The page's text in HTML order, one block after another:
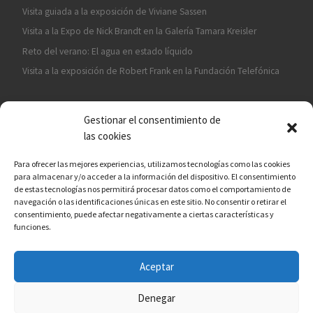
Gestionar el consentimiento de
las cookies
Para ofrecer las mejores experiencias, utilizamos tecnologías como las cookies
para almacenar y/o acceder a la información del dispositivo. El consentimiento
de estas tecnologías nos permitirá procesar datos como el comportamiento de
navegación o las identificaciones únicas en este sitio. No consentir o retirar el
consentimiento, puede afectar negativamente a ciertas características y
funciones.
Aceptar
Denegar
Visita guiada a la exposición de Viviane Sassen
Visita a la Expo de Nick Brandt en la Galería Tamara Kreisler
Reto del verano: El agua en estado líquido
Visita a la exposición de Robert Frank en la Fundación Telefónica
¡ASÓCIATE A CÁMARA EN MANO!
© 2026Asociación fotográfica Cámara en mano– Todos los
derechos reservados